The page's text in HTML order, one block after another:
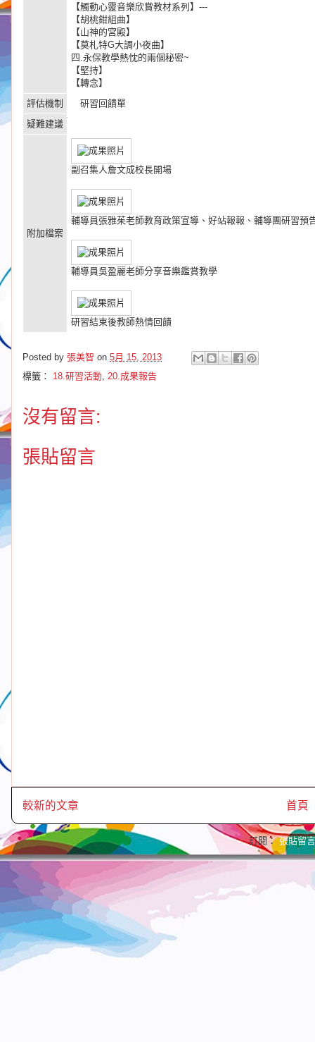
【觸動心靈音樂欣賞教材系列】---
【胡桃鉗組曲】
【山神的宮殿】
【莫札特G大調小夜曲】
四.永保教學熱忱的兩個秘密~
【堅持】
【轉念】
評估機制
研習回饋單
疑難建議
附加檔案
副召集人詹文成校長開場
輔導員張雅茱老師教育政策宣導、好站報報、輔導團研習預
輔導員吳盈麗老師分享音樂鑑賞教學
研習結束後教師熱情回饋
Posted by 張美智 on 5月 15, 2013
標籤： 18.研習活動, 20.成果報告
沒有留言:
張貼留言
較新的文章 首頁
訂閱：張貼留